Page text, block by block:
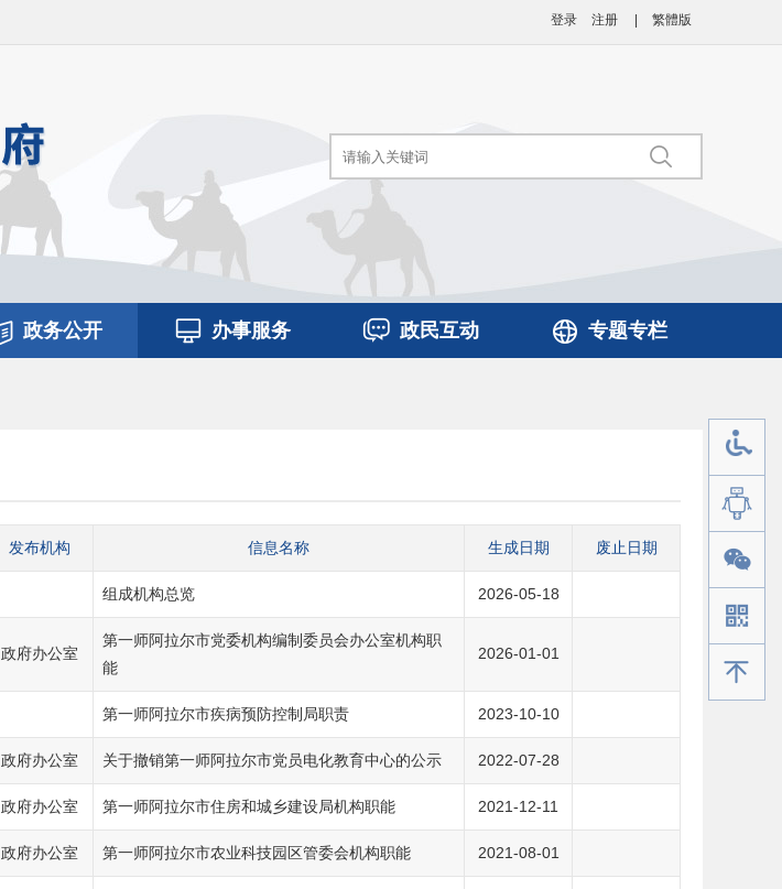
登录 注册 繁體版
政务公开 办事服务 政民互动 专题专栏
发布机构 信息名称 生成日期 废止日期
组成机构总览 2026-05-18
政府办公室
第一师阿拉尔市党委机构编制委员会办公室机构职
能
2026-01-01
第一师阿拉尔市疾病预防控制局职责 2023-10-10
政府办公室 关于撤销第一师阿拉尔市党员电化教育中心的公示 2022-07-28
政府办公室 第一师阿拉尔市住房和城乡建设局机构职能 2021-12-11
政府办公室 第一师阿拉尔市农业科技园区管委会机构职能 2021-08-01
手机版